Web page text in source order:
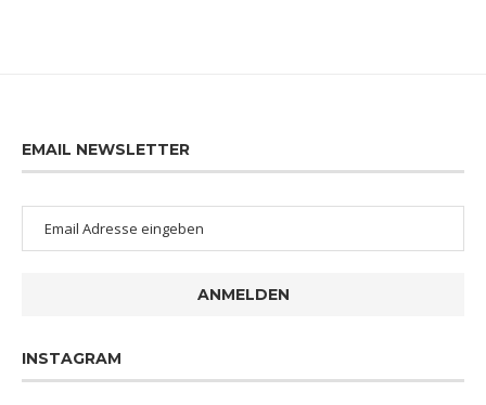
EMAIL NEWSLETTER
ANMELDEN
INSTAGRAM